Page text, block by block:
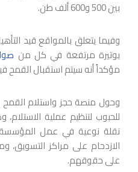
بين 500 و600 ألف طن.
وفيما يتعلق بالمواقع قيد
بوتيرة مرتفعة في كل من
مؤكداً أنه سيتم استقبال القمح
وحول منصة حجز واستلام
للحبوب لتنظيم عملية
نقلة نوعية في عمل
الازدحام على مراكز التسويق،
على حقوقهم.